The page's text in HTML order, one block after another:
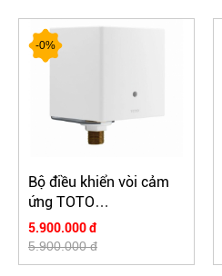
-0%
Bộ điều khiển vòi cảm
ứng TOTO
TLE03502A1/TLN01102A
5.900.000 đ
5.900.000 đ